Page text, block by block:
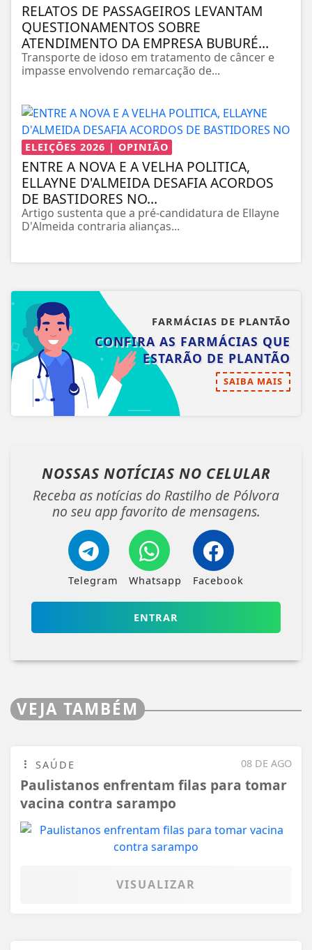
RELATOS DE PASSAGEIROS LEVANTAM
QUESTIONAMENTOS SOBRE
ATENDIMENTO DA EMPRESA BUBURÉ...
Transporte de idoso em tratamento de câncer e
impasse envolvendo remarcação de...
ELEIÇÕES 2026 | OPINIÃO
ENTRE A NOVA E A VELHA POLITICA,
ELLAYNE D'ALMEIDA DESAFIA ACORDOS
DE BASTIDORES NO...
Artigo sustenta que a pré-candidatura de Ellayne
D'Almeida contraria alianças...
FARMÁCIAS DE PLANTÃO
CONFIRA AS FARMÁCIAS QUE
ESTARÃO DE PLANTÃO
SAIBA MAIS
NOSSAS NOTÍCIAS NO CELULAR
Receba as notícias do Rastilho de Pólvora
no seu app favorito de mensagens.
Telegram Whatsapp Facebook
ENTRAR
VEJA TAMBÉM
08 DE AGO
SAÚDE
Paulistanos enfrentam filas para tomar
vacina contra sarampo
VISUALIZAR